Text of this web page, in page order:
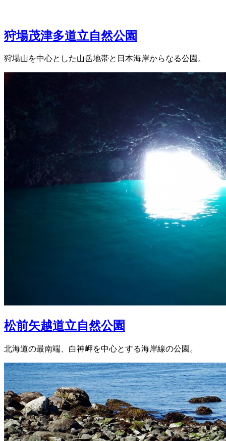
狩場茂津多道立自然公園
狩場山を中心とした山岳地帯と日本海岸からなる公園。
松前矢越道立自然公園
北海道の最南端、白神岬を中心とする海岸線の公園。